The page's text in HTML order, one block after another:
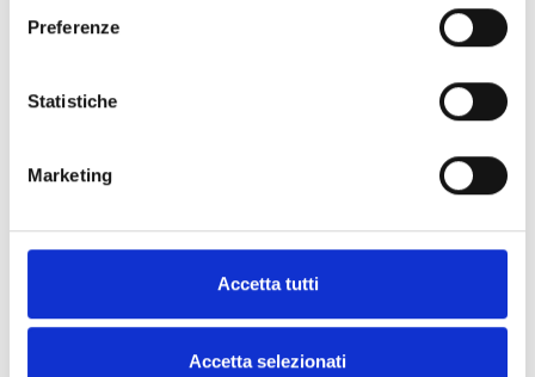
Preferenze
Statistiche
Marketing
Accetta tutti
Accetta selezionati